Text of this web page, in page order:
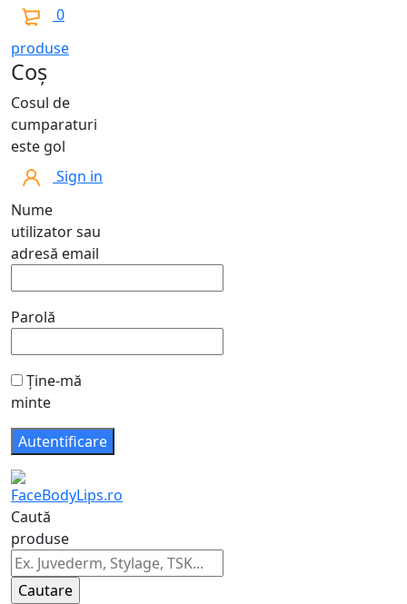
0
produse
Coș
Cosul de
cumparaturi
este gol
Sign in
Nume
utilizator sau
adresă email
Parolă
Ține-mă
minte
Caută
produse